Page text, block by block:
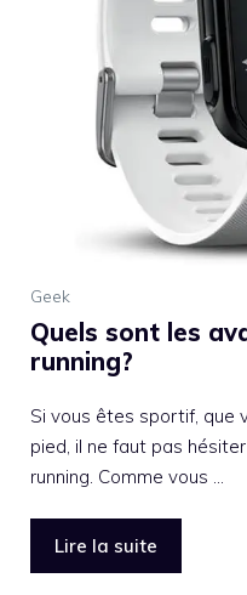
Geek
Quels sont les
running?
Si vous êtes sportif, que
pied, il ne faut pas
running. Comme vous …
Lire la suite